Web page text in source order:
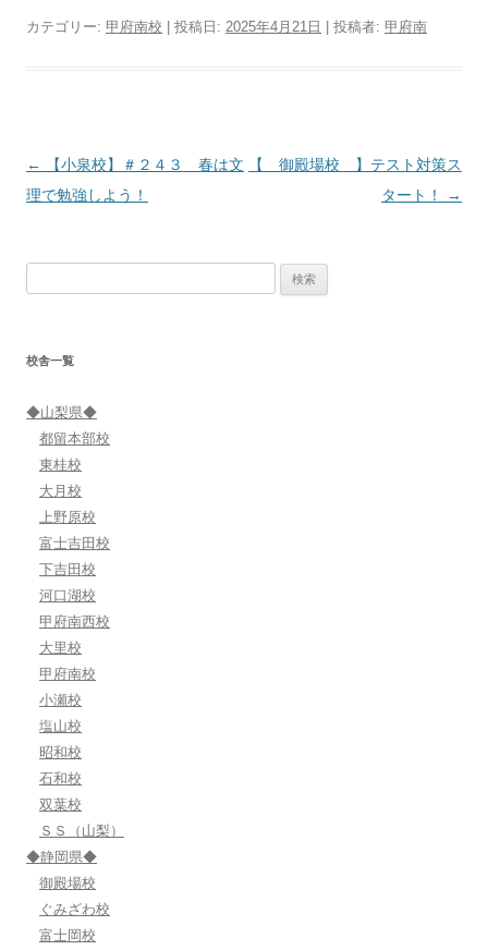
カテゴリー: 甲府南校 | 投稿日: 2025年4月21日 投稿者: 甲府南
投
稿
ン
←
【小泉校】＃２４３ 春は文
理で勉強しよう！
【 御殿場校 】テスト対策ス
タート！
→
校舎一覧
◆山梨県◆
都留本部校
東桂校
大月校
上野原校
富士吉田校
下吉田校
河口湖校
甲府南西校
大里校
甲府南校
小瀬校
塩山校
昭和校
石和校
双葉校
ＳＳ（山梨）
◆静岡県◆
御殿場校
ぐみざわ校
富士岡校